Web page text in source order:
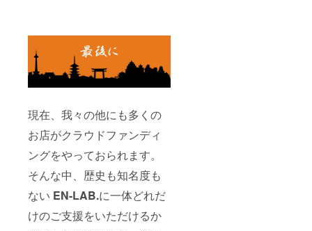
現在、我々の他にも多くの
お店がクラウドファンディ
ングをやっておられます。
そんな中、歴史も知名度も
ない EN-LAB.に一体どれだ
けのご支援をいただけるか